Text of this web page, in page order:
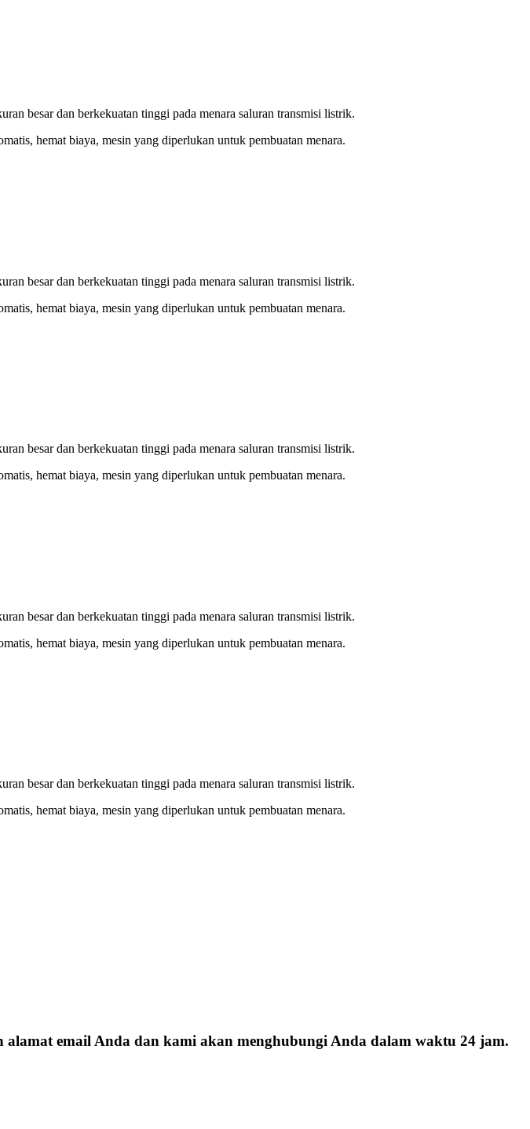
besar dan berkekuatan tinggi pada menara saluran transmisi listrik.
hemat biaya, mesin yang diperlukan untuk pembuatan menara.
besar dan berkekuatan tinggi pada menara saluran transmisi listrik.
hemat biaya, mesin yang diperlukan untuk pembuatan menara.
besar dan berkekuatan tinggi pada menara saluran transmisi listrik.
hemat biaya, mesin yang diperlukan untuk pembuatan menara.
besar dan berkekuatan tinggi pada menara saluran transmisi listrik.
hemat biaya, mesin yang diperlukan untuk pembuatan menara.
besar dan berkekuatan tinggi pada menara saluran transmisi listrik.
hemat biaya, mesin yang diperlukan untuk pembuatan menara.
email Anda dan kami akan menghubungi Anda dalam waktu 24 jam.